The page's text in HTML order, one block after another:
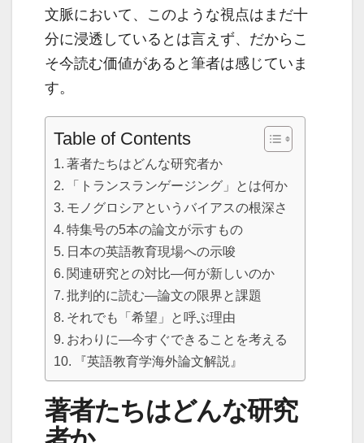
文脈において、このような視点はまだ十
分に浸透しているとは言えず、だからこ
そ今読む価値があると筆者は感じていま
す。
Table of Contents
著者たちはどんな研究者か
「トランスランゲージング」とは何か
モノグロシアというバイアスの根深さ
特集号の5本の論文が示すもの
日本の英語教育現場への示唆
関連研究との対比―何が新しいのか
批判的に読む―論文の限界と課題
それでも「希望」と呼ぶ理由
おわりに―今すぐできることを考える
『英語教育学海外論文解説』
著者たちはどんな研究